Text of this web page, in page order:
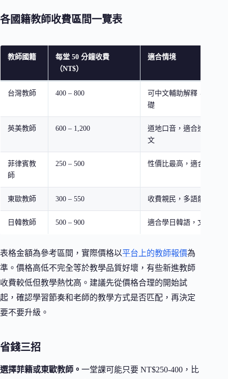
各國籍教師收費區間一覽表
教師國籍
每堂 50 分鐘收費
（NT$）
適合情境
台灣教師 400 – 800
可中文輔助解釋，適合初
礎
英美教師 600 – 1,200
道地口音，適合進階口說
文
菲律賓教
師
250 – 500 性價比最高，適合日常會
東歐教師 300 – 550 收費親民，多語能力強
日韓教師 500 – 900 適合學日韓語，文化理解
表格金額為參考區間，實際價格以平台上的教師報價為
準。價格高低不完全等於教學品質好壞，有些新進教師
收費較低但教學熱忱高。建議先從價格合理的開始試
起，確認學習節奏和老師的教學方式是否匹配，再決定
要不要升級。
省錢三招
選擇菲籍或東歐教師。 一堂課可能只要 NT$250-400，比